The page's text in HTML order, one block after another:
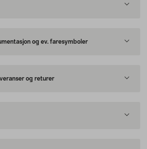
og ev. faresymboler
og returer